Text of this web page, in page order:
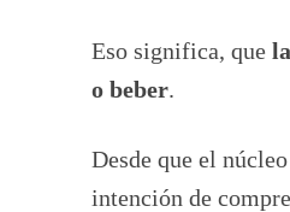
Eso significa, que
o beber.
Desde que el
intención de